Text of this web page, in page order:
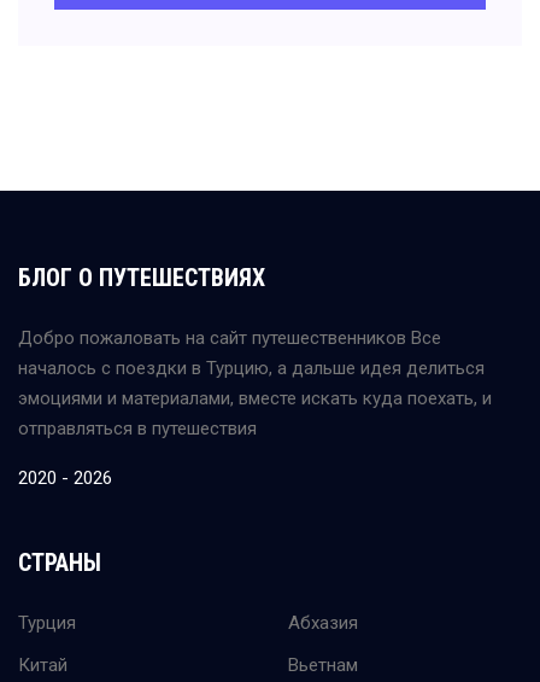
БЛОГ О ПУТЕШЕСТВИЯХ
Добро пожаловать на сайт путешественников Все
началось с поездки в Турцию, а дальше идея делиться
эмоциями и материалами, вместе искать куда поехать, и
отправляться в путешествия
2020 - 2026
СТРАНЫ
Турция
Китай
Абхазия
Вьетнам